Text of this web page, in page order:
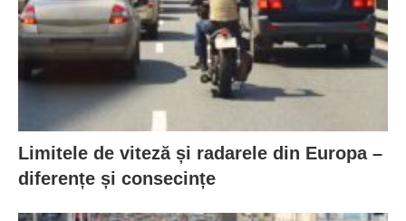
Limitele de viteză și radarele din Europa –
diferențe și consecințe